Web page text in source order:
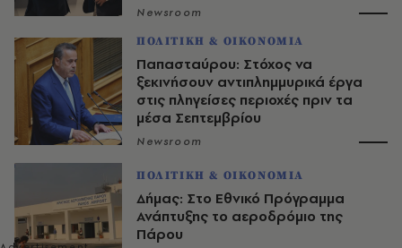
Newsroom
ΠΟΛΙΤΙΚΗ & ΟΙΚΟΝΟΜΙΑ
Παπασταύρου: Στόχος να
ξεκινήσουν αντιπλημμυρικά έργα
στις πληγείσες περιοχές πριν τα
μέσα Σεπτεμβρίου
Newsroom
ΠΟΛΙΤΙΚΗ & ΟΙΚΟΝΟΜΙΑ
Δήμας: Στο Εθνικό Πρόγραμμα
Ανάπτυξης το αεροδρόμιο της
Πάρου